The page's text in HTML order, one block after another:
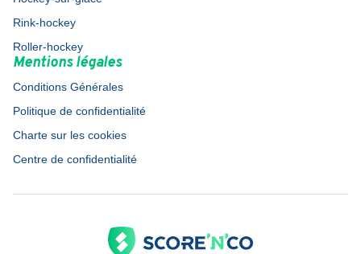
Rink-hockey
Roller-hockey
Mentions légales
Conditions Générales
Politique de confidentialité
Charte sur les cookies
Centre de confidentialité